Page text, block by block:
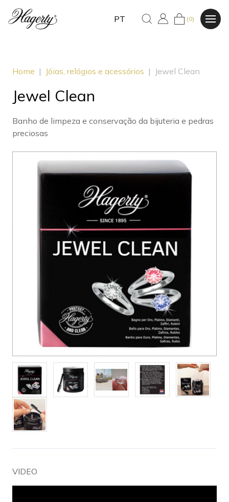
PT (0)
Home | Jóias, relógios e acessórios | Jewel Clean
Jewel Clean
Banho de limpeza e conservação da bijuteria e pedras
preciosas
VIDEO